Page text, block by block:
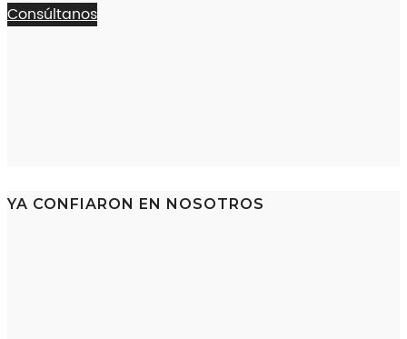
Consúltanos
YA CONFIARON EN NOSOTROS